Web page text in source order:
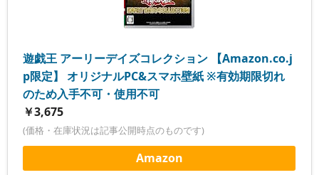
遊戯王 アーリーデイズコレクション 【Amazon.co.j
p限定】 オリジナルPC&スマホ壁紙 ※有効期限切れ
のため入手不可・使用不可
￥3,675
(価格・在庫状況は記事公開時点のものです)
Amazon